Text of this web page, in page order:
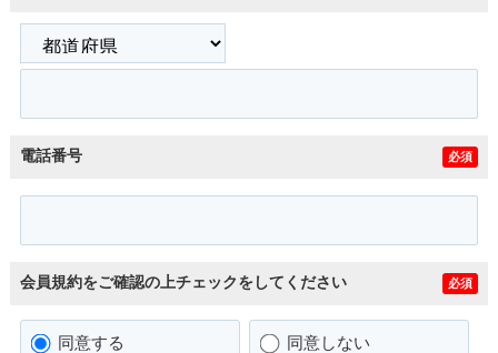
電話番号 必須
会員規約をご確認の上チェックをしてください 必須
同意する 同意しない